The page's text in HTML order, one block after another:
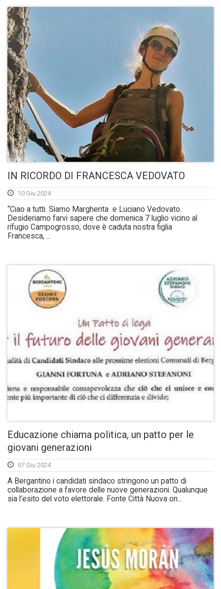
IN RICORDO DI FRANCESCA VEDOVATO
10 Giu 2024
“Ciao a tutti. Siamo Margherita e Luciano Vedovato.
Desideriamo farvi sapere che domenica 7 luglio vicino al
rifugio Campogrosso, dove è caduta nostra figlia
Francesca, ...
Educazione chiama politica, un patto per le
giovani generazioni
07 Giu 2024
A Bergantino i candidati sindaco stringono un patto di
collaborazione a favore delle nuove generazioni. Qualunque
sia l’esito del voto elettorale. Fonte Città Nuova on...